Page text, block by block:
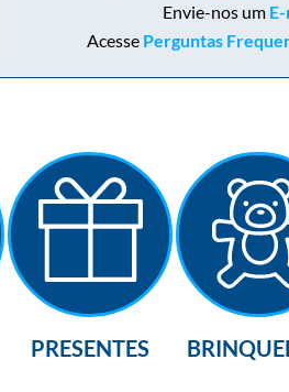
Envie-nos um
Acesse Perguntas
PRESENTES